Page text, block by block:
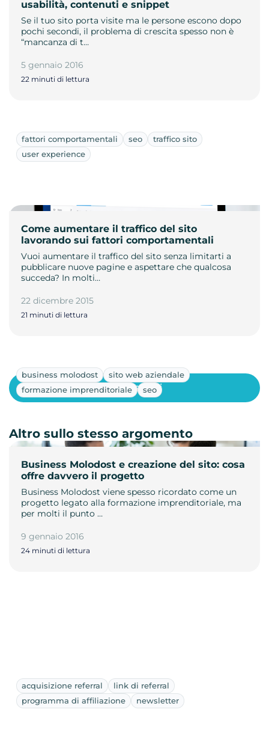
usabilità, contenuti e snippet
Se il tuo sito porta visite ma le persone escono dopo
pochi secondi, il problema di crescita spesso non è
“mancanza di t…
5 gennaio 2016
22 minuti di lettura
fattori comportamentali seo
traffico sito
user experience
Come aumentare il traffico del sito
lavorando sui fattori comportamentali
Vuoi aumentare il traffico del sito senza limitarti a
pubblicare nuove pagine e aspettare che qualcosa
succeda? In molti…
22 dicembre 2015
21 minuti di lettura
business molodost
sito web aziendale
formazione imprenditoriale
seo
Business Molodost e creazione del sito: cosa
offre davvero il progetto
Business Molodost viene spesso ricordato come un
progetto legato alla formazione imprenditoriale, ma
per molti il punto …
9 gennaio 2016
24 minuti di lettura
Mostra altri
Altro sullo stesso argomento
acquisizione referral
link di referral
programma di affiliazione
newsletter